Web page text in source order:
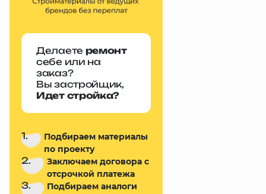
Делаете ремонт
себе или на
заказ?
Вы застройщик,
Идет стройка?
1.
Подбираем материалы
по проекту
2.
Заключаем договора с
отсрочкой платежа
3. Подбираем аналоги